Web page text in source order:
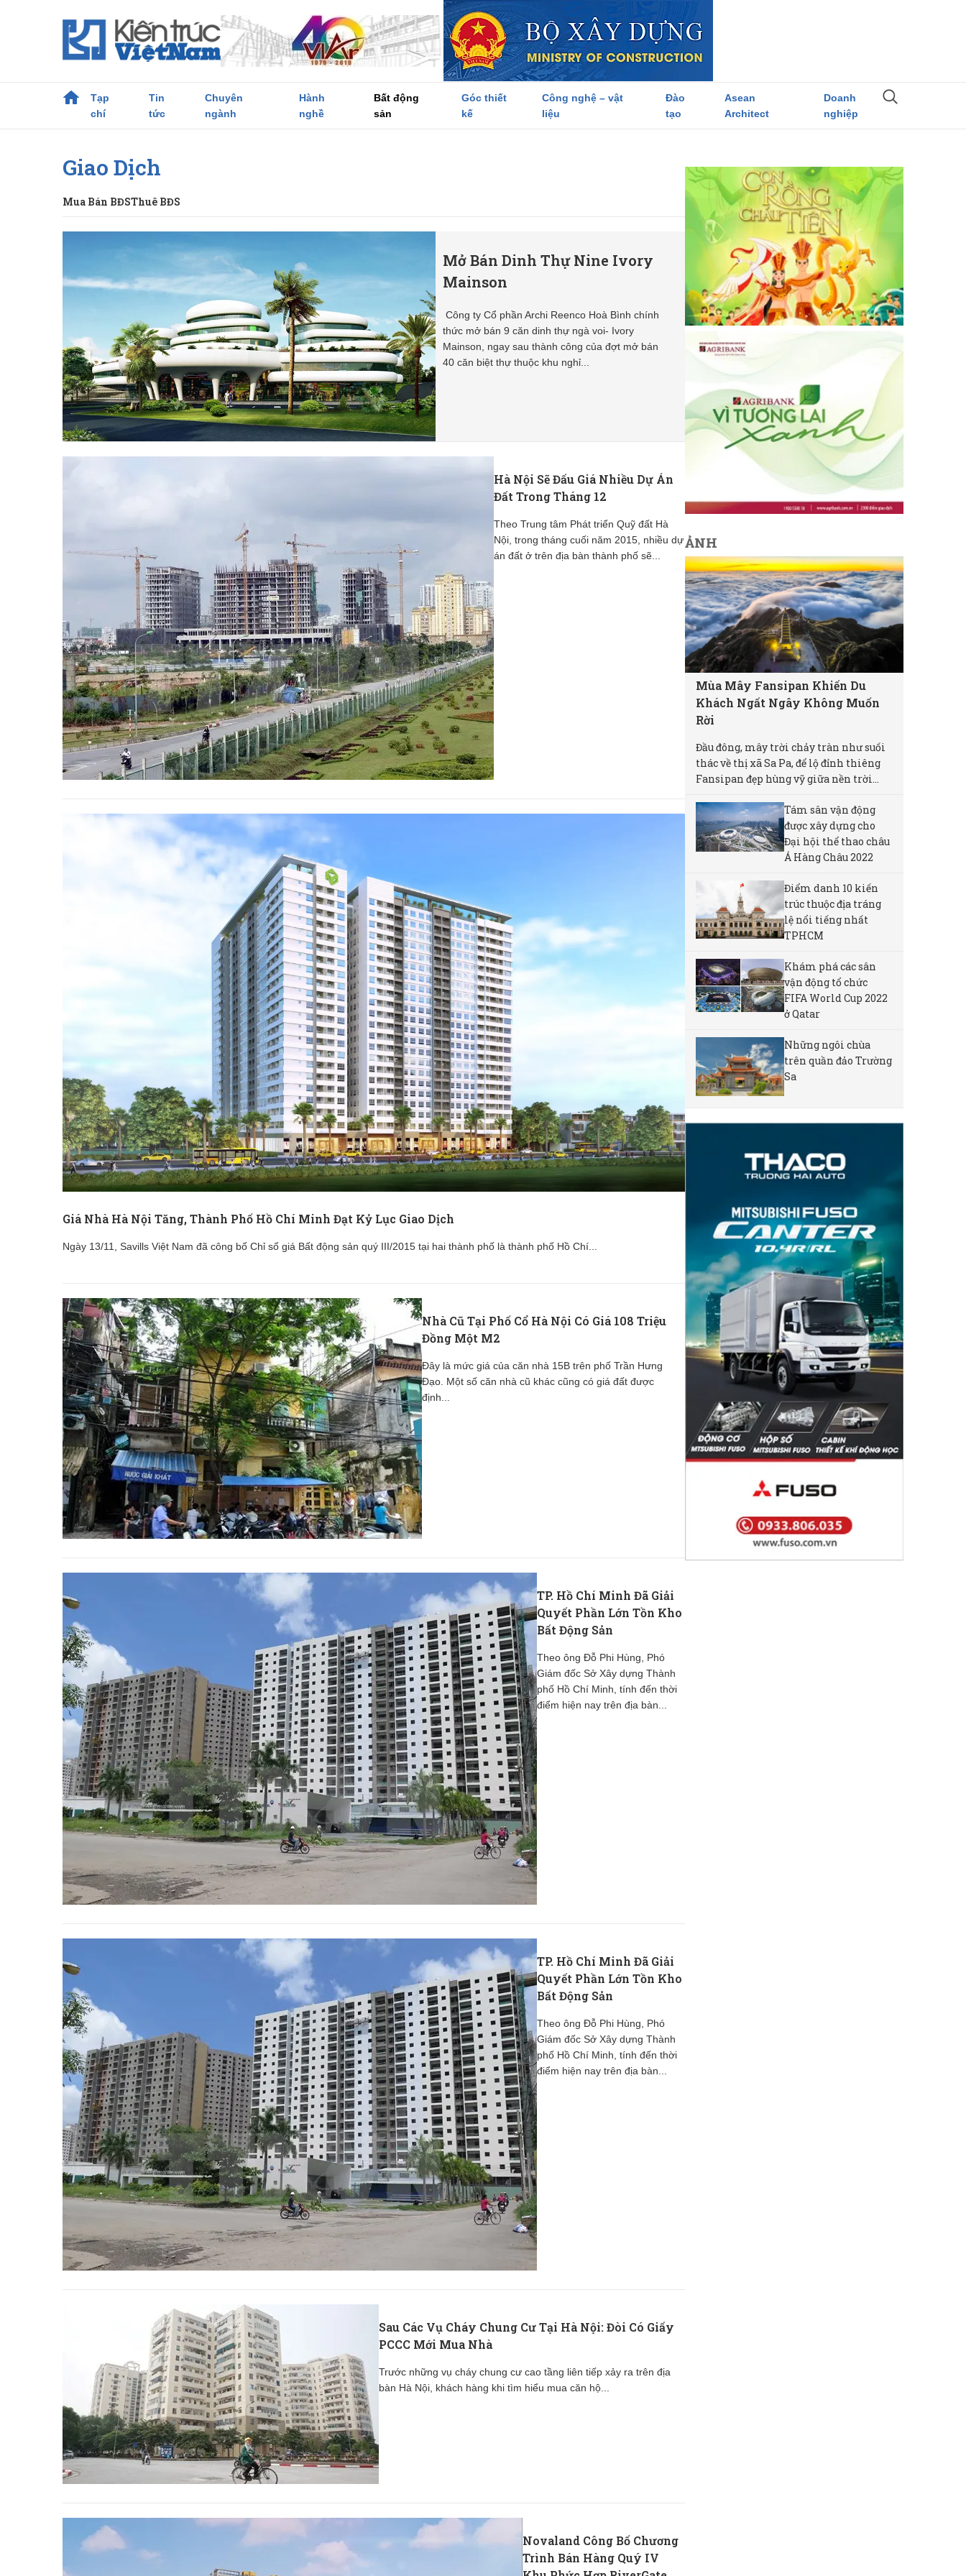
Tạp
chí
Tin
tức
Chuyên
ngành
Hành
nghề
Bất động
sản
Góc thiết
kế
Công nghệ – vật
liệu
Đào
tạo
Asean
Architect
Doanh
nghiệp
Giao Dịch
Mua Bán BĐSThuê BĐS
Mở Bán Dinh Thự Nine Ivory
Mainson
Công ty Cổ phần Archi Reenco Hoà Bình chính
thức mở bán 9 căn dinh thự ngà voi- Ivory
Mainson, ngay sau thành công của đợt mở bán
40 căn biệt thự thuộc khu nghỉ...
Hà Nội Sẽ Đấu Giá Nhiều Dự Án
Đất Trong Tháng 12
Theo Trung tâm Phát triển Quỹ đất Hà
Nội, trong tháng cuối năm 2015, nhiều dự
án đất ở trên địa bàn thành phố sẽ...
Giá Nhà Hà Nội Tăng, Thành Phố Hồ Chí Minh Đạt Kỷ Lục Giao Dịch
Ngày 13/11, Savills Việt Nam đã công bố Chỉ số giá Bất động sản quý III/2015 tại hai thành phố là thành phố Hồ Chí...
Nhà Cũ Tại Phố Cổ Hà Nội Có Giá 108 Triệu
Đồng Một M2
Đây là mức giá của căn nhà 15B trên phố Trần Hưng
Đạo. Một số căn nhà cũ khác cũng có giá đất được
định...
TP. Hồ Chí Minh Đã Giải
Quyết Phần Lớn Tồn Kho
Bất Động Sản
Theo ông Đỗ Phi Hùng, Phó
Giám đốc Sở Xây dựng Thành
phố Hồ Chí Minh, tính đến thời
điểm hiện nay trên địa bàn...
TP. Hồ Chí Minh Đã Giải
Quyết Phần Lớn Tồn Kho
Bất Động Sản
Theo ông Đỗ Phi Hùng, Phó
Giám đốc Sở Xây dựng Thành
phố Hồ Chí Minh, tính đến thời
điểm hiện nay trên địa bàn...
Sau Các Vụ Cháy Chung Cư Tại Hà Nội: Đòi Có Giấy
PCCC Mới Mua Nhà
Trước những vụ cháy chung cư cao tầng liên tiếp xảy ra trên địa
bàn Hà Nội, khách hàng khi tìm hiểu mua căn hộ...
Novaland Công Bố Chương
Trình Bán Hàng Quý IV
ẢNH
Mùa Mây Fansipan Khiến Du
Khách Ngất Ngây Không Muốn
Rời
Đầu đông, mây trời chảy tràn như suối
thác về thị xã Sa Pa, để lộ đỉnh thiêng
Fansipan đẹp hùng vỹ giữa nền trời...
Tám sân vận động
được xây dựng cho
Đại hội thể thao châu
Á Hàng Châu 2022
Điểm danh 10 kiến
trúc thuộc địa tráng
lệ nổi tiếng nhất
TPHCM
Khám phá các sân
vận động tổ chức
FIFA World Cup 2022
ở Qatar
Những ngôi chùa
trên quần đảo Trường
Sa